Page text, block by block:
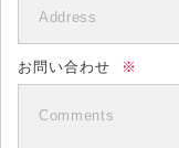
お問い合わせ ※